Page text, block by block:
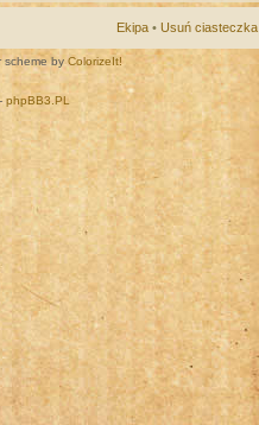
Ekipa • Usuń ciasteczka
scheme by ColorizeIt!
phpBB3.PL